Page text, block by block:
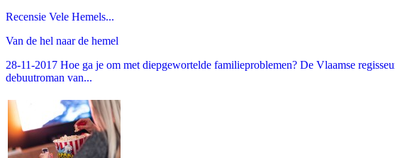
Recensie Vele Hemels...
Van de hel naar de hemel
28-11-2017 Hoe ga je om met diepgewortelde familieproblemen? De Vlaamse
debuutroman van...